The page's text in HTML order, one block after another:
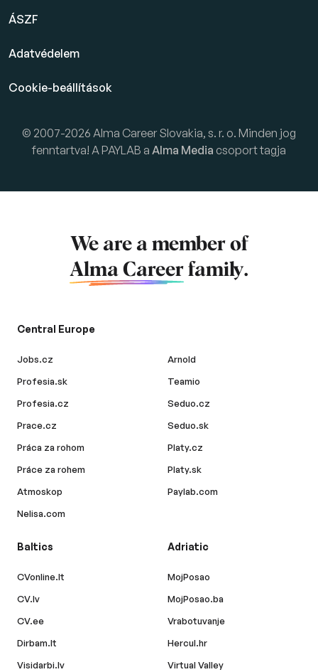
ÁSZF
Adatvédelem
Cookie-beállítások
© 2007-2026 Alma Career Slovakia, s. r. o. Minden jog
fenntartva! A PAYLAB a Alma Media csoport tagja
We are a member of
Alma Career family.
Central Europe
Jobs.cz
Profesia.sk
Profesia.cz
Prace.cz
Práca za rohom
Práce za rohem
Atmoskop
Nelisa.com
Arnold
Teamio
Seduo.cz
Seduo.sk
Platy.cz
Platy.sk
Paylab.com
Baltics
CVonline.lt
CV.lv
CV.ee
Dirbam.lt
Visidarbi.lv
Adriatic
MojPosao
MojPosao.ba
Vrabotuvanje
Hercul.hr
Virtual Valley